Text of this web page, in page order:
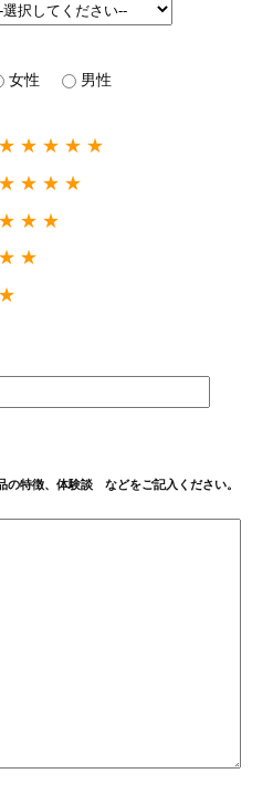
女性 男性
★★★★★
★★★★
★★★
★★
★
の特徴、体験談 などをご記入ください。